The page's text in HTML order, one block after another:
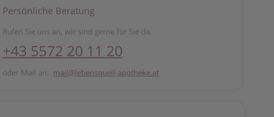
Persönliche Beratung
Rufen Sie uns an, wir sind gerne für Sie da.
+43 5572 20 11 20
oder Mail an: mail@lebensquell-apotheke.at